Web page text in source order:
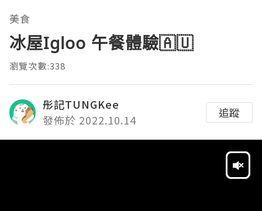
美食
冰屋Igloo 午餐體驗🇦🇺
瀏覽次數:338
彤記TUNGKee
發佈於 2022.10.14
追蹤